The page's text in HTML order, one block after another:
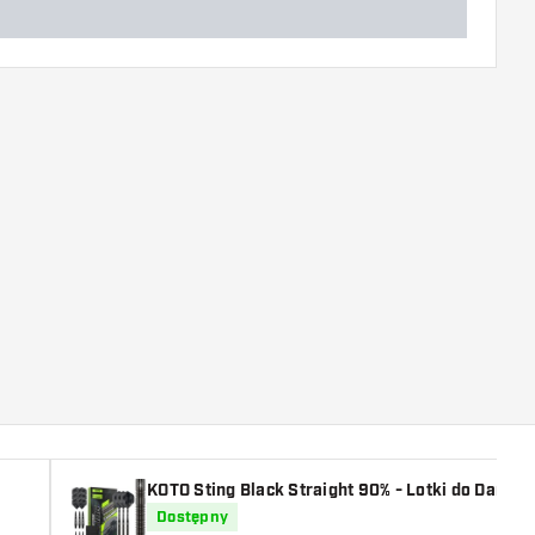
KOTO Sting Black Straight 90% - Lotki do Darta
Dostępny